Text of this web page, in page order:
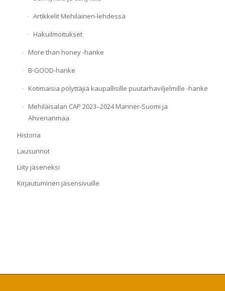
Artikkelit Mehiläinen-lehdessä
Hakuilmoitukset
More than honey -hanke
B-GOOD-hanke
Kotimaisia pölyttäjiä kaupallisille puutarhaviljelmille -hanke
Mehiläisalan CAP 2023–2024 Manner-Suomi ja
Ahvenanmaa
Historia
Lausunnot
Liity jäseneksi
Kirjautuminen jäsensivuille